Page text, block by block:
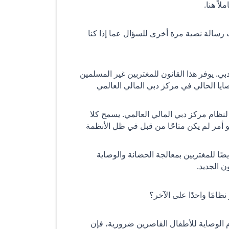
هنا.
رسالة نصية مرة أخرى للسؤال عما إذا كنا
تم تقديم قانون جديد، القانون رقم 15 لعام 2017، في دبي. يوفر هذا القانون للمغتربين غير المسلمين
الحالي في مركز دبي المالي العالمي
مركز دبي المالي العالمي. يسمح كلا
أمر لم يكن متاحًا من قبل في ظل الأنظمة
بمعالجة الحضانة والوصاية
الجديد.
واحدًا على الآخر؟
الوصاية للأطفال القاصرين ضرورية، فإن